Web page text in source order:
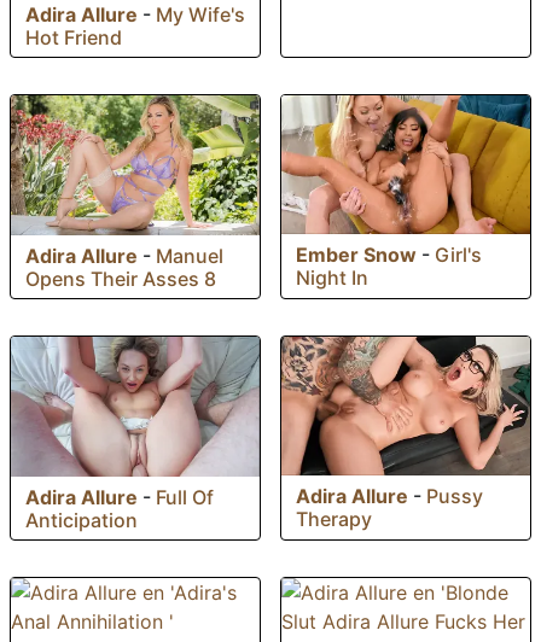
Adira Allure - My Wife's
Hot Friend
Adira Allure - Manuel
Opens Their Asses 8
Ember Snow - Girl's
Night In
Adira Allure - Full Of
Anticipation
Adira Allure - Pussy
Therapy